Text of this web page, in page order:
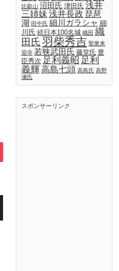
比叡山 沼田氏 津田氏 浅井
三姉妹 浅井長政 琵琶
湖 田中氏 細川ガラシャ 細
川氏 続日本100名城 織田 織
田氏 羽柴秀吉 聖衆来
迎寺 若狭武田氏 藤堂氏 豊
臣秀次 足利義昭 足利
義輝高島七頭 高島氏 高野
瀬氏
スポンサーリンク